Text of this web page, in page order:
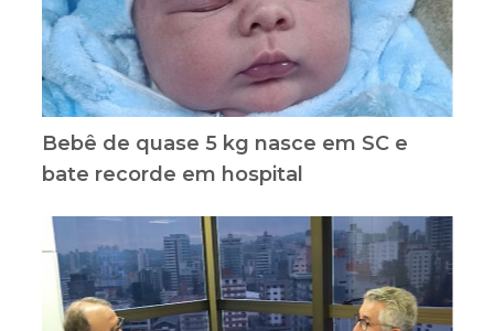
Bebê de quase 5 kg nasce em SC e
bate recorde em hospital